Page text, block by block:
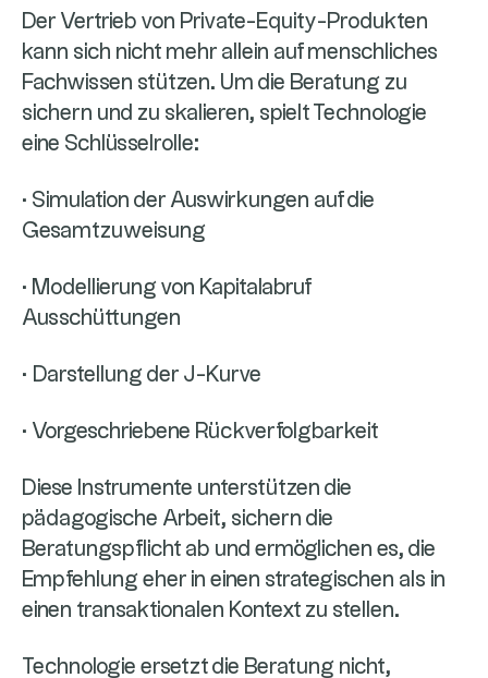
Der Vertrieb von Private-Equity-Produkten
kann sich nicht mehr allein auf menschliches
Fachwissen stützen. Um die Beratung zu
sichern und zu skalieren, spielt Technologie
eine Schlüsselrolle:
· Simulation der Auswirkungen auf die
Gesamtzuweisung
· Modellierung von Kapitalabruf
Ausschüttungen
· Darstellung der J-Kurve
· Vorgeschriebene Rückverfolgbarkeit
Diese Instrumente unterstützen die
pädagogische Arbeit, sichern die
Beratungspflicht ab und ermöglichen es, die
Empfehlung eher in einen strategischen als in
einen transaktionalen Kontext zu stellen.
Technologie ersetzt die Beratung nicht,